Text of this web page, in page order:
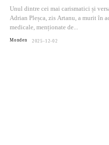
Unul dintre cei mai carismatici și
Adrian Pleșca, zis Artanu, a murit în
medicale, menționate de...
Monden 2025-12-02